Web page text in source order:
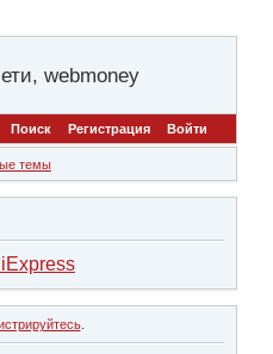
webmoney
Поиск Регистрация Войти
темы
.